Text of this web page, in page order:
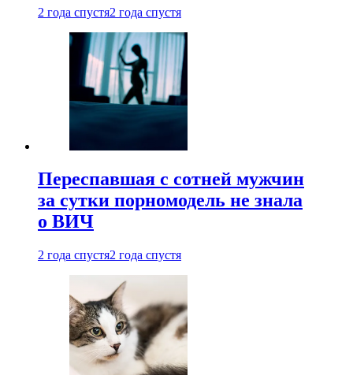
2 года спустя2 года спустя
Переспавшая с сотней мужчин
за сутки порномодель не знала
о ВИЧ
2 года спустя2 года спустя